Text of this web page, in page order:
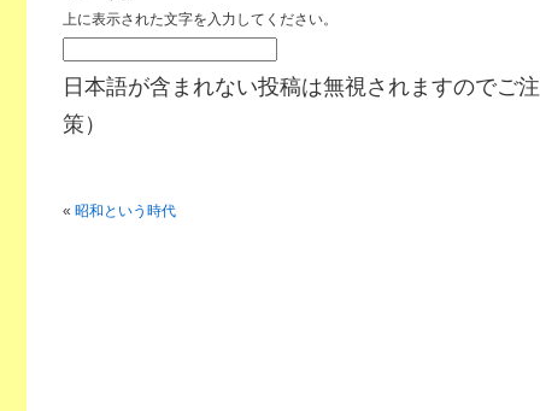
上に表示された文字を入力してください。
日本語が含まれない投稿は無視されますのでご
策）
« 昭和という時代